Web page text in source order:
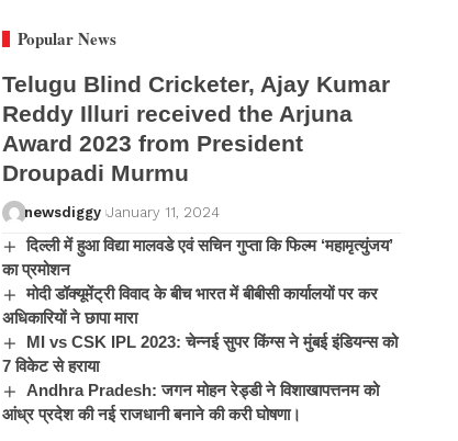
Popular News
Telugu Blind Cricketer, Ajay Kumar
Reddy Illuri received the Arjuna
Award 2023 from President
Droupadi Murmu
newsdiggy January 11, 2024
दिल्ली में हुआ विद्या मालवडे एवं सचिन गुप्ता कि फिल्म ‘महामृत्युंजय’
का प्रमोशन
मोदी डॉक्यूमेंट्री विवाद के बीच भारत में बीबीसी कार्यालयों पर कर
अधिकारियों ने छापा मारा
MI vs CSK IPL 2023: चेन्नई सुपर किंग्स ने मुंबई इंडियन्स को
7 विकेट से हराया
Andhra Pradesh: जगन मोहन रेड्डी ने विशाखापत्तनम को
आंध्र प्रदेश की नई राजधानी बनाने की करी घोषणा।